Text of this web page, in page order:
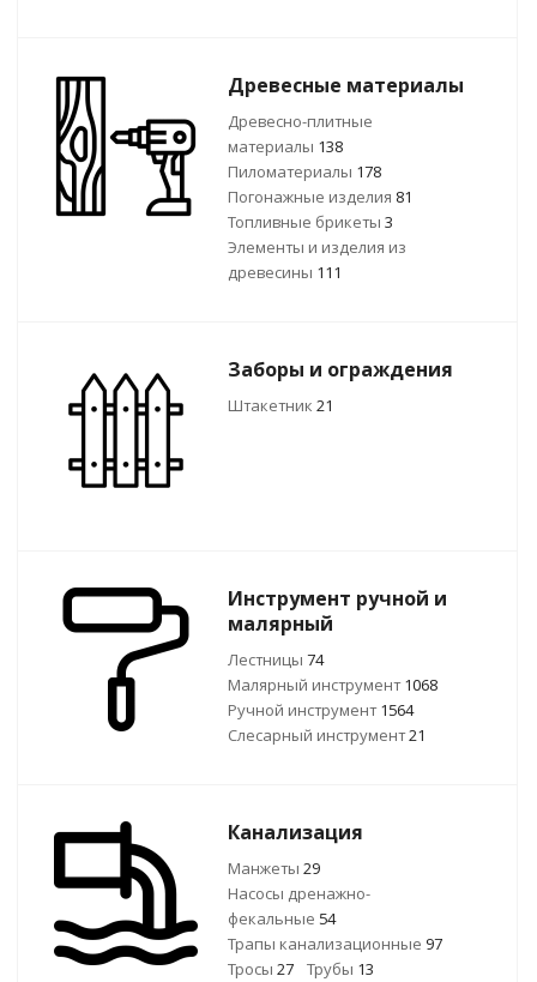
Древесные материалы
Древесно-плитные
материалы 138
Пиломатериалы 178
Погонажные изделия 81
Топливные брикеты 3
Элементы и изделия из
древесины 111
Заборы и ограждения
Штакетник 21
Инструмент ручной и
малярный
Лестницы 74
Малярный инструмент1068
Ручной инcтрумент1564
Слесарный инструмент21
Канализация
Манжеты 29
Насосы дренажно-
фекальные 54
Трапы канализационные 97
Тросы 27 Трубы 13